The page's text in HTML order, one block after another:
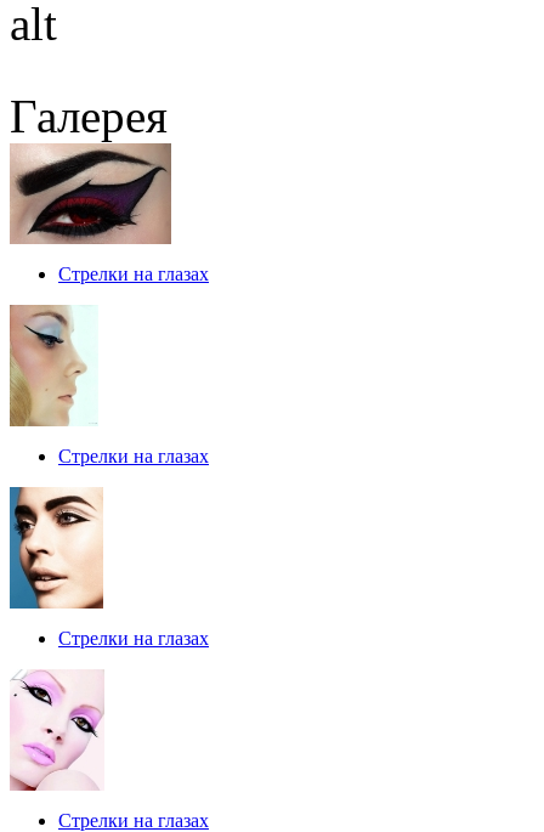
Галерея
Стрелки на глазах
Стрелки на глазах
Стрелки на глазах
Стрелки на глазах